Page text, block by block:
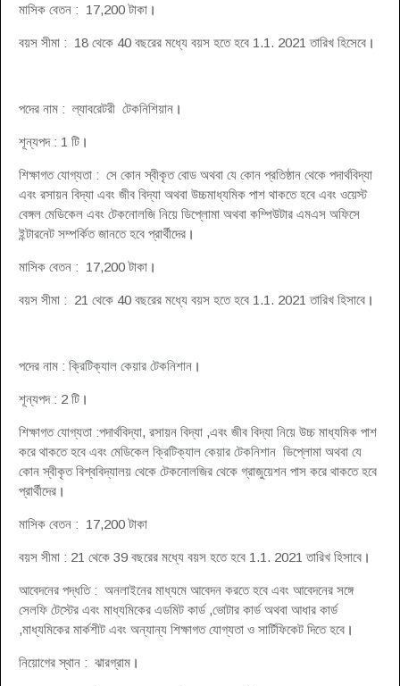
মাসিক বেতন : 17,200 টাকা ।
বয়স সীমা : 18 থেকে 40 বছরের মধ্যে বয়স হতে হবে 1.1. 2021 তারিখ হিসেবে ।
পদের নাম : ল্যাবরেটরী টেকনিশিয়ান ।
শূন্যপদ : 1 টি ।
শিক্ষাগত যোগ্যতা : সে কোন স্বীকৃত বোড অথবা যে কোন প্রতিষ্ঠান থেকে পদার্থবিদ্যা
এবং রসায়ন বিদ্যা এবং জীব বিদ্যা অথবা উচ্চমাধ্যমিক পাশ থাকতে হবে এবং ওয়েস্ট
বেঙ্গল মেডিকেল এবং টেকনোলজি নিয়ে ডিপ্লোমা অথবা কম্পিউটার এমএস অফিসে
ইন্টারনেট সম্পর্কিত জানতে হবে প্রার্থীদের ।
মাসিক বেতন : 17,200 টাকা ।
বয়স সীমা : 21 থেকে 40 বছরের মধ্যে বয়স হতে হবে 1.1. 2021 তারিখ হিসাবে ।
পদের নাম : ক্রিটিক্যাল কেয়ার টেকনিশান ।
শূন্যপদ : 2 টি ।
শিক্ষাগত যোগ্যতা :পদার্থবিদ্যা, রসায়ন বিদ্যা ,এবং জীব বিদ্যা নিয়ে উচ্চ মাধ্যমিক পাশ
করে থাকতে হবে এবং মেডিকেল ক্রিটিক্যাল কেয়ার টেকনিশান ডিপ্লোমা অথবা যে
কোন স্বীকৃত বিশ্ববিদ্যালয় থেকে টেকনোলজির থেকে গ্রাজুয়েশন পাস করে থাকতে হবে
প্রার্থীদের ।
মাসিক বেতন : 17,200 টাকা
বয়স সীমা : 21 থেকে 39 বছরের মধ্যে বয়স হতে হবে 1.1. 2021 তারিখ হিসাবে ।
আবেদনের পদ্ধতি : অনলাইনের মাধ্যমে আবেদন করতে হবে এবং আবেদনের সঙ্গে
সেলফি টেস্টের এবং মাধ্যমিকের এডমিট কার্ড ,ভোটার কার্ড অথবা আধার কার্ড
,মাধ্যমিকের মার্কশীট এবং অন্যান্য শিক্ষাগত যোগ্যতা ও সার্টিফিকেট দিতে হবে ।
নিয়োগের স্থান : ঝারগ্রাম ।